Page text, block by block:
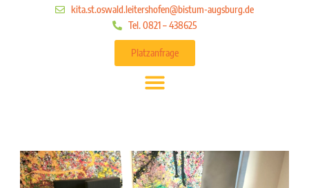
kita.st.oswald.leitershofen@bistum-augsburg.de
Tel. 0821 – 438625
Platzanfrage